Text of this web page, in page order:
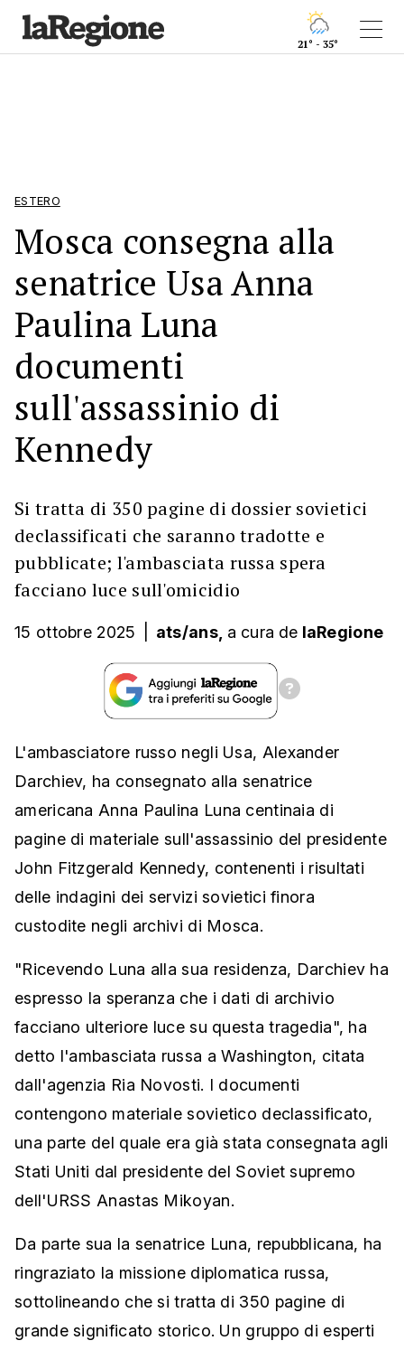
21° - 35°
ESTERO
Mosca consegna alla
senatrice Usa Anna
Paulina Luna
documenti
sull'assassinio di
Kennedy
Si tratta di 350 pagine di dossier sovietici
declassificati che saranno tradotte e
pubblicate; l'ambasciata russa spera
facciano luce sull'omicidio
15 ottobre 2025 ats/ans, a cura de laRegione
L'ambasciatore russo negli Usa, Alexander
Darchiev, ha consegnato alla senatrice
americana Anna Paulina Luna centinaia di
pagine di materiale sull'assassinio del presidente
John Fitzgerald Kennedy, contenenti i risultati
delle indagini dei servizi sovietici finora
custodite negli archivi di Mosca.
"Ricevendo Luna alla sua residenza, Darchiev ha
espresso la speranza che i dati di archivio
facciano ulteriore luce su questa tragedia", ha
detto l'ambasciata russa a Washington, citata
dall'agenzia Ria Novosti. I documenti
contengono materiale sovietico declassificato,
una parte del quale era già stata consegnata agli
Stati Uniti dal presidente del Soviet supremo
dell'URSS Anastas Mikoyan.
Da parte sua la senatrice Luna, repubblicana, ha
ringraziato la missione diplomatica russa,
sottolineando che si tratta di 350 pagine di
grande significato storico. Un gruppo di esperti